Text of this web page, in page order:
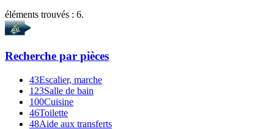
éléments trouvés : 6.
Recherche par pièces
43Escalier, marche
123Salle de bain
100Cuisine
46Toilette
48Aide aux transferts